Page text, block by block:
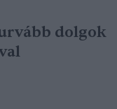
dolgok